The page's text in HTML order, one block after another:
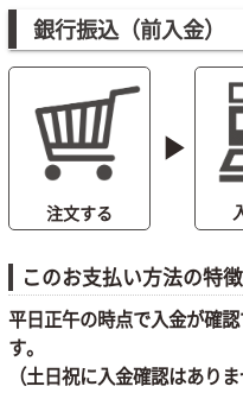
銀行振込（前入金）
注文する
play_arrow
このお支払い方法の特徴
平日正午の時点で入金が確
す。
（土日祝に入金確認はありま